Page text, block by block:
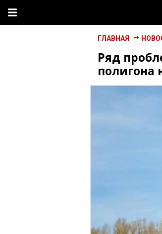
ГЛАВНАЯ
Ряд
полигона